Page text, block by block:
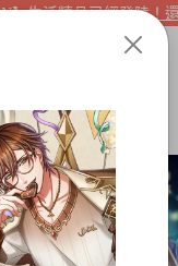
生活精品已經登陸！還